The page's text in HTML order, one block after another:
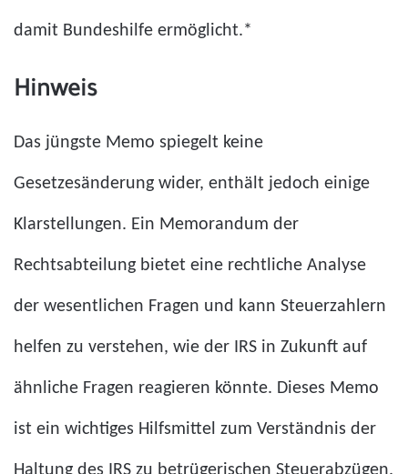
damit Bundeshilfe ermöglicht.*
Hinweis
Das jüngste Memo spiegelt keine
Gesetzesänderung wider, enthält jedoch einige
Klarstellungen. Ein Memorandum der
Rechtsabteilung bietet eine rechtliche Analyse
der wesentlichen Fragen und kann Steuerzahlern
helfen zu verstehen, wie der IRS in Zukunft auf
ähnliche Fragen reagieren könnte. Dieses Memo
ist ein wichtiges Hilfsmittel zum Verständnis der
Haltung des IRS zu betrügerischen Steuerabzügen.